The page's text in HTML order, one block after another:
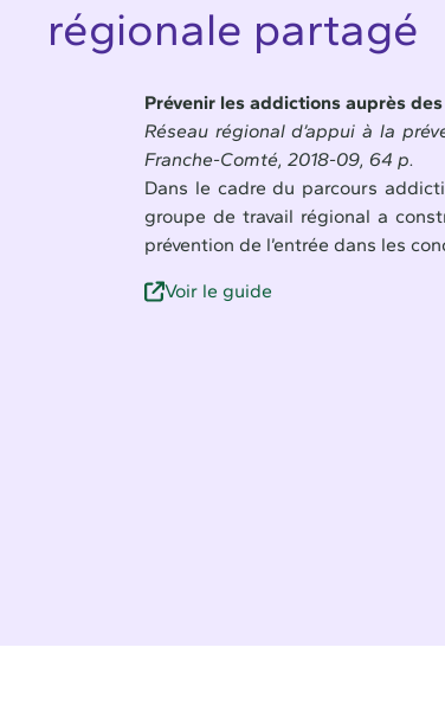
régionale partagé
Prévenir les addictions auprès
Réseau régional d’appui à la
Franche-Comté, 2018-09, 64 p.
Dans le cadre du parcours
groupe de travail régional a
prévention de l’entrée dans les
Voir le guide